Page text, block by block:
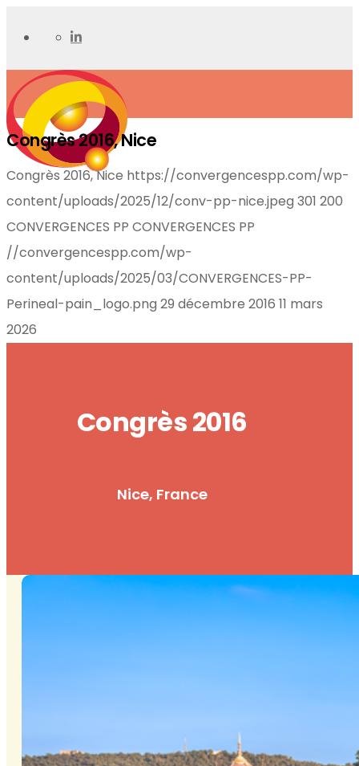
Congrès 2016, Nice
Congrès 2016, Nice https://convergencespp.com/wp-
content/uploads/2025/12/conv-pp-nice.jpeg 301 200
CONVERGENCES PP CONVERGENCES PP
//convergencespp.com/wp-
content/uploads/2025/03/CONVERGENCES-PP-
Perineal-pain_logo.png 29 décembre 2016 11 mars
2026
Congrès 2016
Nice, France